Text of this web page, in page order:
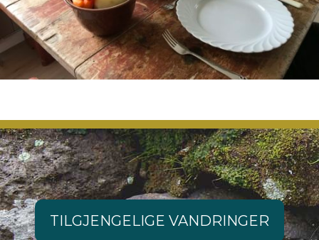
TILGJENGELIGE VANDRINGER